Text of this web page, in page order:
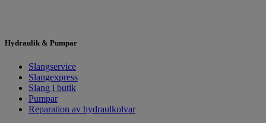
Hydraulik & Pumpar
Slangservice
Slangexpress
Slang i butik
Pumpar
Reparation av hydraulkolvar